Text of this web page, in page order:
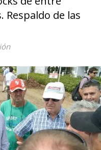
Respaldo de las